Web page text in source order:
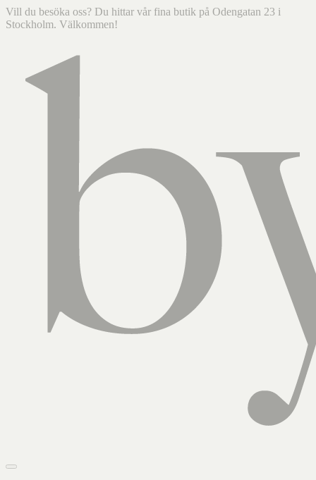
Vill du besöka oss? Du hittar vår fina butik på Odengatan 23 i
Stockholm. Välkommen!